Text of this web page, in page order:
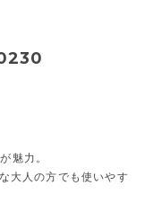
魅力。
大人の方でも使いやす